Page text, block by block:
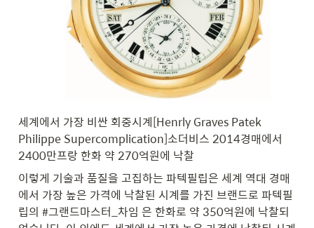
세계에서 가장 비싼 회중시계[Henrly Graves Patek
Philippe Supercomplication]소더비스 2014경매에서
2400만프랑 한화 약 270억원에 낙찰
이렇게 기술과 품질을 고집하는 파텍필립은 세계 역대 경매
에서 가장 높은 가격에 낙찰된 시계를 가진 브랜드로 파텍필
립의 #그랜드마스터_차임 은 한화로 약 350억원에 낙찰되